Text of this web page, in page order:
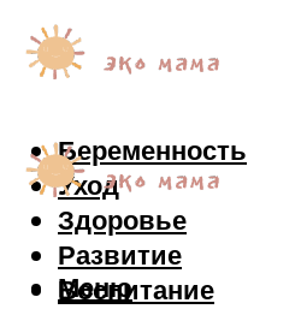
Беременность
Уход
Здоровье
Развитие
Воспитание
Меню